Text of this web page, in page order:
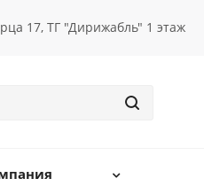
17, ТГ "Дирижабль" 1 этаж